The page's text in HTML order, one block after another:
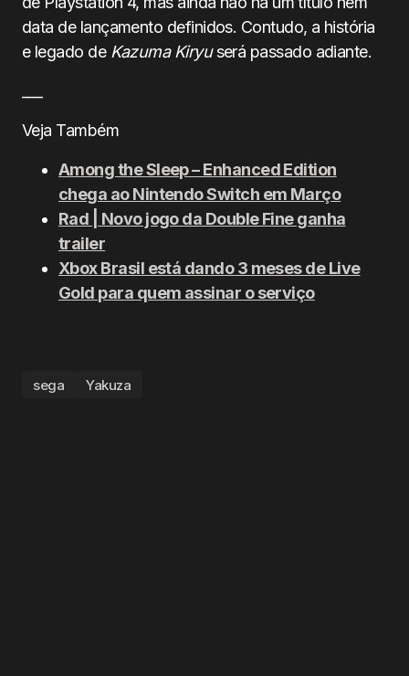
data de lançamento definidos. Contudo, a história
e legado de Kazuma Kiryuserá passado adiante.
Veja Também
Among the Sleep – Enhanced Edition
chega ao Nintendo Switch em Março
Rad | Novo jogo da Double Fine ganha
trailer
Xbox Brasil está dando 3 meses de Live
Gold para quem assinar o serviço
sega Yakuza